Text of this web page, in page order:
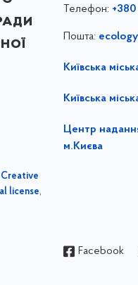
Creative
license,
Телефон:
Пошта:
Київська
Київська
Центр
м.Києва
Facebook